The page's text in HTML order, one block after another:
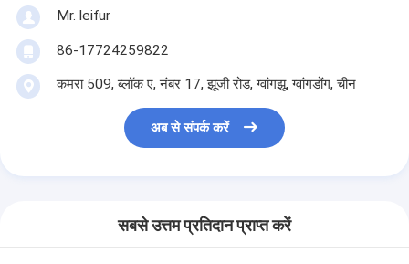
Mr. leifur
86-17724259822
कमरा 509, ब्लॉक ए, नंबर 17, झूजी रोड, ग्वांगझू, ग्वांगडोंग, चीन
अब से संपर्क करें
सबसे उत्तम प्रतिदान प्राप्त करें